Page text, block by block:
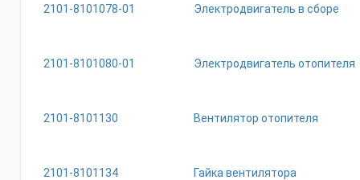
2101-8101078-01 Электродвигатель в сборе
2101-8101080-01 Электродвигатель отопителя
2101-8101130 Вентилятор отопителя
2101-8101134 Гайка вентилятора